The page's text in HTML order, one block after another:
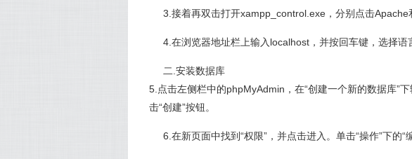
3.接着再双击打开xampp_control.exe，分别点击Apache
4.在浏览器地址栏上输入localhost，并按回车键，选择语
二.安装数据库
5.点击左侧栏中的phpMyAdmin，在“创建一个新的数据库”
击“创建”按钮。
6.在新页面中找到“权限”，并点击进入。单击“操作”下的“